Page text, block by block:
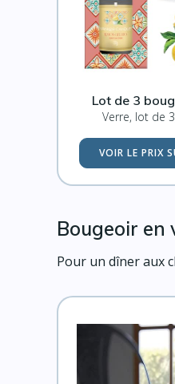
Lot de 3
Verre, lot de
VOIR LE PRIX
Bougeoir
Pour un dîner aux